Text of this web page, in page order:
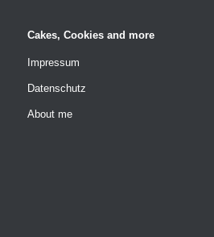
Cakes, Cookies and more
Impressum
Datenschutz
About me